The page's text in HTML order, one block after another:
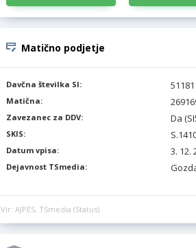
Matično podjetje
Davčna številka SI:
Matična:
Zavezanec za DDV: Da
SKIS:
Datum vpisa: 3. 12.
Dejavnost TSmedia:
Vir: AJPES, TSmedia (Status)